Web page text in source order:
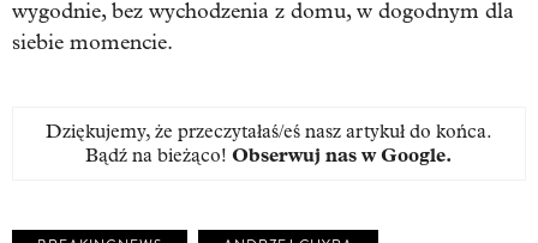
wygodnie, bez wychodzenia z domu, w dogodnym dla
siebie momencie.
Dziękujemy, że przeczytałaś/eś nasz artykuł do końca.
Bądź na bieżąco! Obserwuj nas w Google.